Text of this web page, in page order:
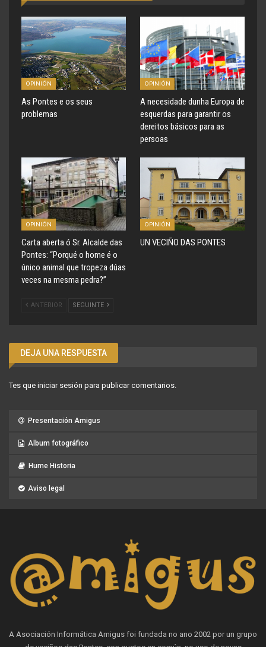
OPINIÓN
As Pontes e os seus
problemas
OPINIÓN
A necesidade dunha Europa de
esquerdas para garantir os
dereitos básicos para as
persoas
OPINIÓN
Carta aberta ó Sr. Alcalde das
Pontes: “Porqué o home é o
único animal que tropeza dúas
veces na mesma pedra?”
OPINIÓN
UN VECIÑO DAS PONTES
ANTERIOR SEGUINTE
DEJA UNA RESPUESTA
Tes que iniciar sesión para publicar comentarios.
Presentación Amigus
Album fotográfico
Hume Historia
Aviso legal
A Asociación Informática Amigus foi fundada no ano 2002 por un grupo